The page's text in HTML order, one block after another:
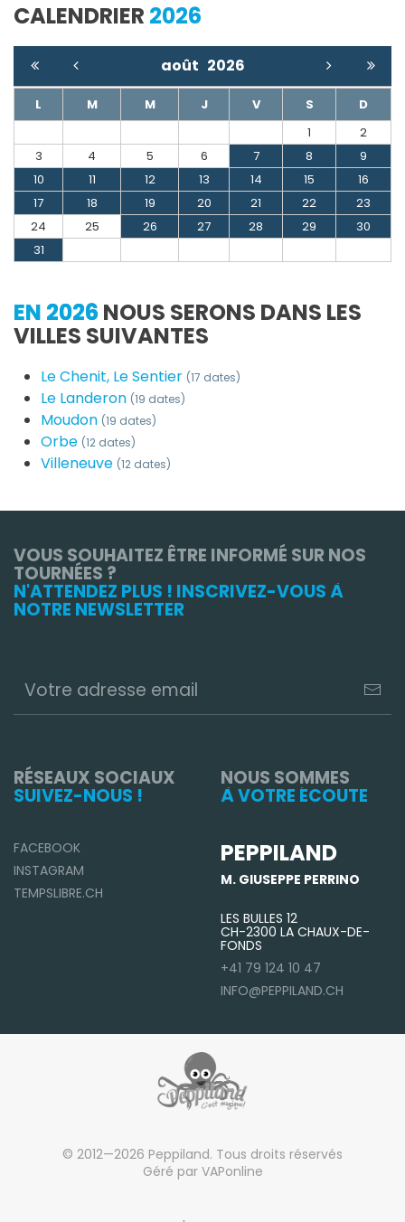
CALENDRIER 2026
août 2026
L M M J V S
D
1
2
3
4 5 6 7 8
9
10
11 12 13 14 15
16
17
18 19 20 21 22
23
24
25 26 27 28 29
30
31
EN 2026 NOUS SERONS DANS LES
VILLES SUIVANTES
Le Chenit, Le Sentier (17 dates)
Le Landeron (19 dates)
Moudon (19 dates)
Orbe (12 dates)
Villeneuve (12 dates)
VOUS SOUHAITEZ ÊTRE INFORMÉ SUR NOS
TOURNÉES ?
N'ATTENDEZ PLUS ! INSCRIVEZ-VOUS À
NOTRE NEWSLETTER
RÉSEAUX SOCIAUX
SUIVEZ-NOUS !
FACEBOOK
INSTAGRAM
TEMPSLIBRE.CH
NOUS SOMMES
À VOTRE ÉCOUTE
PEPPILAND
M. GIUSEPPE PERRINO
LES BULLES 12
CH-2300 LA CHAUX-DE-
FONDS
+41 79 124 10 47
INFO@PEPPILAND.CH
© 2012—2026 Peppiland. Tous droits réservés
Géré par VAPonline